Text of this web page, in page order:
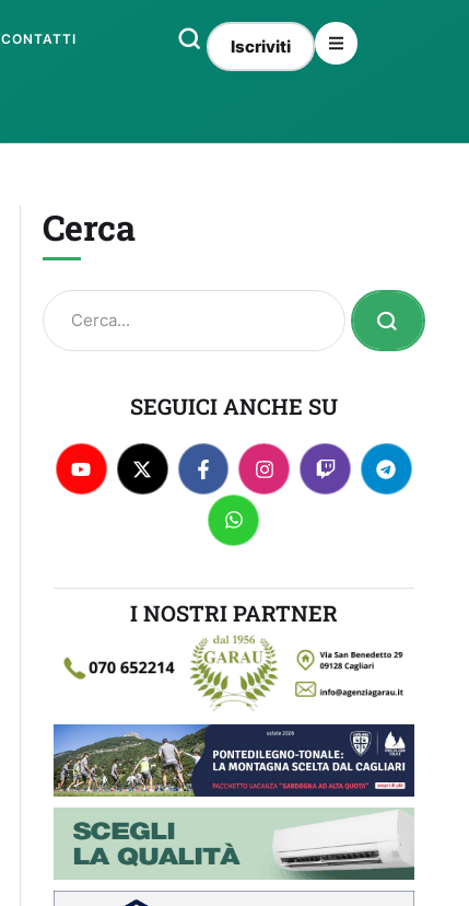
CONTATTI Iscriviti
Cerca
SEGUICI ANCHE SU
I NOSTRI PARTNER